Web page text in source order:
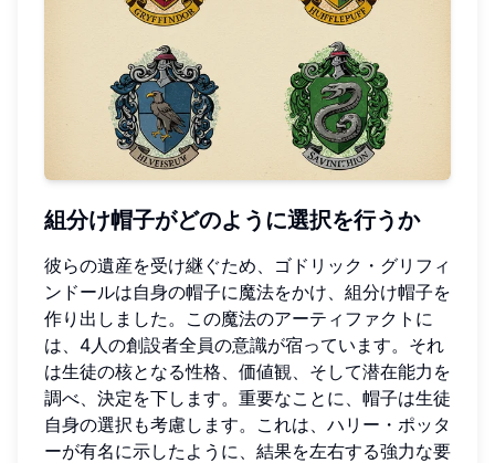
組分け帽子がどのように選択を行うか
彼らの遺産を受け継ぐため、ゴドリック・グリフィ
ンドールは自身の帽子に魔法をかけ、組分け帽子を
作り出しました。この魔法のアーティファクトに
は、4人の創設者全員の意識が宿っています。それ
は生徒の核となる性格、価値観、そして潜在能力を
調べ、決定を下します。重要なことに、帽子は生徒
自身の選択も考慮します。これは、ハリー・ポッタ
ーが有名に示したように、結果を左右する強力な要